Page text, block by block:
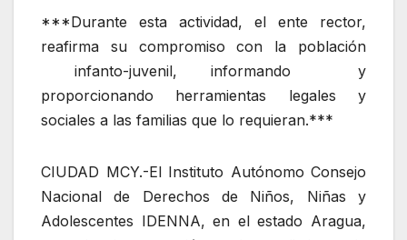
***Durante esta actividad, el ente rector,
reafirma su compromiso con la población
infanto-juvenil, informando y
proporcionando herramientas legales y
sociales a las familias que lo requieran.***
CIUDAD MCY.-El Instituto Autónomo Consejo
Nacional de Derechos de Niños, Niñas y
Adolescentes IDENNA, en el estado Aragua,